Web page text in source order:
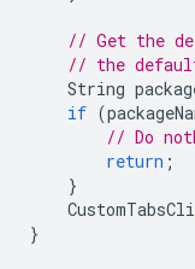
// Get the
// the default
String
if (
// Do
return ;
}
}